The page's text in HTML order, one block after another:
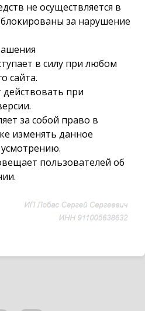
не осуществляется в
за нарушение
в силу при любом
сайта.
при
за собой право в
изменять данное
пользователей об